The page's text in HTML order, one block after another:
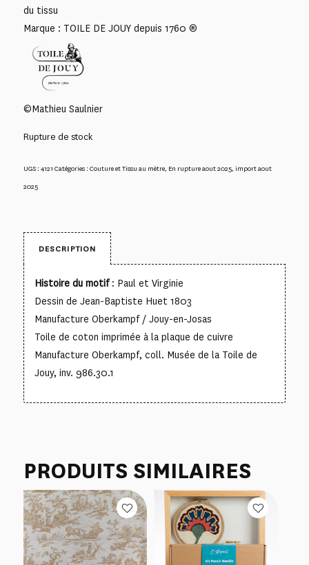
du tissu
Marque : TOILE DE JOUY depuis 1760 ®
©Mathieu Saulnier
Rupture de stock
UGS :4121 Catégories :Couture et Tissu au mètre, En rupture aout 2025, import aout
2025
DESCRIPTION
Histoire du motif: Paul et Virginie
Dessin de Jean-Baptiste Huet 1803
Manufacture Oberkampf / Jouy-en-Josas
Toile de coton imprimée à la plaque de cuivre
Manufacture Oberkampf, coll. Musée de la Toile de
Jouy, inv. 986.30.1
PRODUITS SIMILAIRES